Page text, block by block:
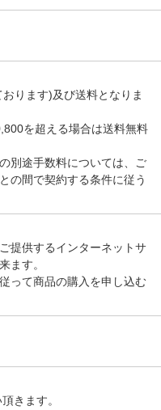
ります)及び送料となりま
を超える場合は送料無料
別途手数料については、ご
の間で契約する条件に従う
提供するインターネットサ
ます。
って商品の購入を申し込む
きます。